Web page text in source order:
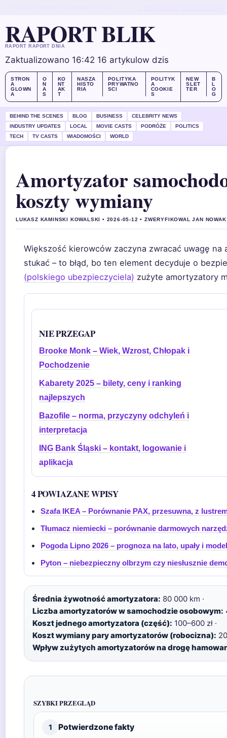
RAPORT BLIK
RAPORT RAPORT DNIA
Zaktualizowano 16:42 16 artykulow dzis
STRON
A
GLOWN
A
O
N
A
S
KO
NT
AK
T
NASZA
HISTO
RIA
POLITYKA
PRYWATNO
SCI
POLITYK
A
COOKIE
S
NEW
SLET
TER
B
L
O
G
BEHIND THE SCENES BLOG BUSINESS
CELEBRITY NEWS
INDUSTRY UPDATES
LOCAL MOVIE CASTS PODRÓŻE
POLITICS
TECH
TV CASTS WIADOMOŚCI WORLD
Amortyzator
koszty wymiany
LUKASZ KAMINSKI KOWALSKI • 2026-05-12 • ZWERYFIKOWAL JAN NOWAK
Większość kierowców zaczyna zwracać uwagę
stukać – to błąd, bo ten element decyduje o
(polskiego ubezpieczyciela) zużyte amortyzatory
NIE PRZEGAP
Brooke Monk – Wiek, Wzrost, Chłopak i
Pochodzenie
Kabarety 2025 – bilety, ceny i ranking
najlepszych
Bazofile – norma, przyczyny odchyleń i
interpretacja
ING Bank Śląski – kontakt, logowanie i
aplikacja
4 POWIAZANE WPISY
Szafa IKEA – Porównanie PAX, przesuwna, z
Tłumacz niemiecki – porównanie darmowych
Pogoda Lipno 2026 – prognoza na lato, upały i
Pyton – niebezpieczny olbrzym czy niesłusznie
Średnia żywotność amortyzatora: 80 000 km ·
Liczba amortyzatorów w samochodzie osobowym:
Koszt jednego amortyzatora (część): 100–600 zł ·
Koszt wymiany pary amortyzatorów (robocizna):
Wpływ zużytych amortyzatorów na drogę
SZYBKI PRZEGLĄD
1 Potwierdzone fakty